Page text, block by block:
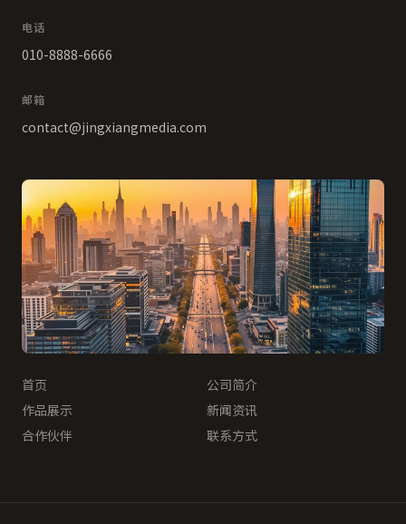
电话
010-8888-6666
邮箱
contact@jingxiangmedia.com
首页
公司简介
作品展示
新闻资讯
合作伙伴
联系方式